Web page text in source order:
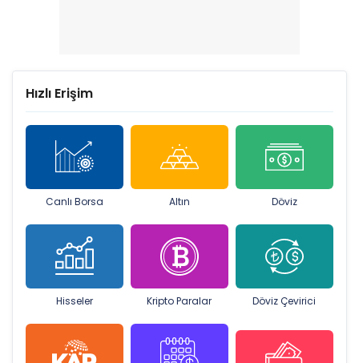
Hızlı Erişim
Canlı Borsa Altın Döviz
Hisseler Kripto Paralar Döviz Çevirici